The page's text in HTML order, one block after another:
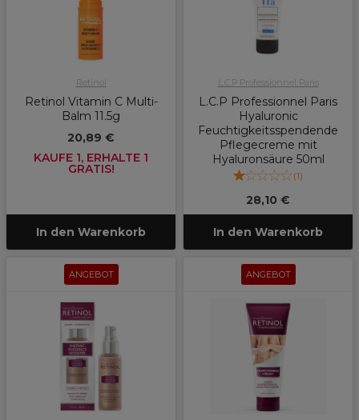
Retinol
Retinol Vitamin C Multi-
Balm 11.5g
20,89 €
KAUFE 1, ERHALTE 1
GRATIS!
In den Warenkorb
L.C.P Professionnel Paris
L.C.P Professionnel Paris
Hyaluronic
Feuchtigkeitsspendende
Pflegecreme mit
Hyaluronsäure 50ml
(1)
28,10 €
In den Warenkorb
ANGEBOT ANGEBOT